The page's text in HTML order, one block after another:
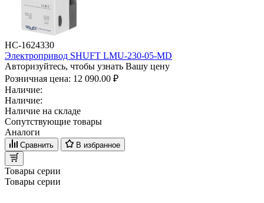
НС-1624330
Электропривод SHUFT LMU-230-05-MD
Авторизуйтесь, чтобы узнать Вашу цену
Розничная цена: 12 090.00 ₽
Наличие:
Наличие:
Наличие на складе
Сопутствующие товары
Аналоги
Сравнить В избранное
Товары серии
Товары серии